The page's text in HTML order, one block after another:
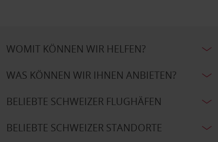
WOMIT KÖNNEN WIR HELFEN?
WAS KÖNNEN WIR IHNEN ANBIETEN?
BELIEBTE SCHWEIZER FLUGHÄFEN
BELIEBTE SCHWEIZER STANDORTE